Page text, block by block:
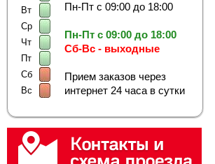
Вт
Ср
Чт
Пт
Сб
Вс
Пн-Пт с 09:00 до 18:00
Пн-Пт с 09:00 до 18:00
Сб-Вс - выходные
Прием заказов через
интернет 24 часа в сутки